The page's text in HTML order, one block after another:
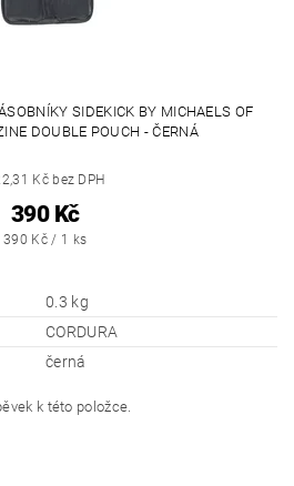
SIDEKICK BY MICHAELS OF
DOUBLE POUCH - ČERNÁ
Kč bez DPH
390 Kč
390 Kč / 1 ks
0.3 kg
CORDURA
černá
k této položce.